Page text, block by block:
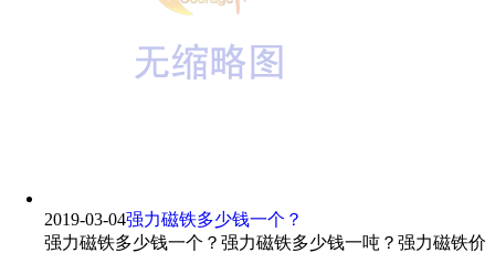
2019-03-04强力磁铁多少钱一个？
强力磁铁多少钱一个？强力磁铁多少钱一吨？强力磁铁价